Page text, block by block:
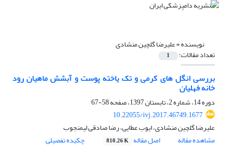
نویسنده =علیرضا گلچین منشادی
تعداد مقالات: 1
بررسی انگل های کرمی و تک یاخته پوست و آبشش ماهیان رود
خانه فهلیان
دوره 14، شماره 2، تابستان 1397، صفحه
58-67
10.22055/ivj.2017.46749.1677
علیرضا گلچین منشادی، ایوب عطایی، رضا صادقی لیمنجوب
مشاهده مقاله
اصل مقاله 810.26 K چکیده تفصیلی